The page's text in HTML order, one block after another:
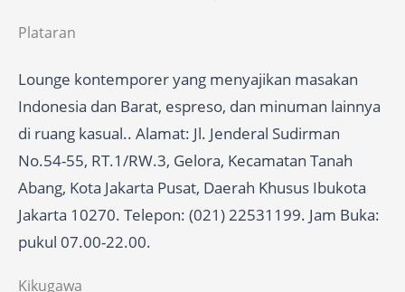
Plataran
Lounge kontemporer yang menyajikan masakan
Indonesia dan Barat, espreso, dan minuman lainnya
di ruang kasual.. Alamat: Jl. Jenderal Sudirman
No.54-55, RT.1/RW.3, Gelora, Kecamatan Tanah
Abang, Kota Jakarta Pusat, Daerah Khusus Ibukota
Jakarta 10270. Telepon: (021) 22531199. Jam Buka:
pukul 07.00-22.00.
Kikugawa